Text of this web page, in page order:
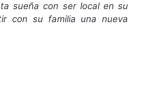
sueña con ser local en su
con su familia una nueva